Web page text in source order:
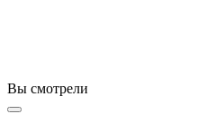
Вы смотрели